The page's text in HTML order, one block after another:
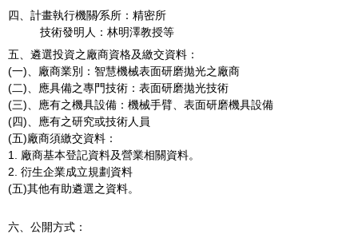
四、計畫執行機關∕系所：精密所
技術發明人：林明澤教授等
五、遴選投資之廠商資格及繳交資料：
(一)、廠商業別：智慧機械表面研磨拋光之廠商
(二)、應具備之專門技術：表面研磨拋光技術
(三)、應有之機具設備：機械手臂、表面研磨機具設備
(四)、應有之研究或技術人員
(五)廠商須繳交資料：
1. 廠商基本登記資料及營業相關資料。
2. 衍生企業成立規劃資料
(五)其他有助遴選之資料。
六、公開方式：